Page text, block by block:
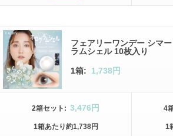
フェアリーワンデー シマ
ラムシェル 10枚入り
1箱: 1,738円
2箱セット : 3,476円
1箱あたり約1,738円
4
1